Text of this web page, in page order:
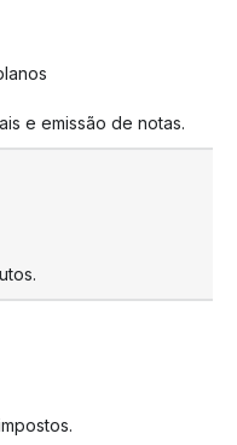
e emissão de notas.